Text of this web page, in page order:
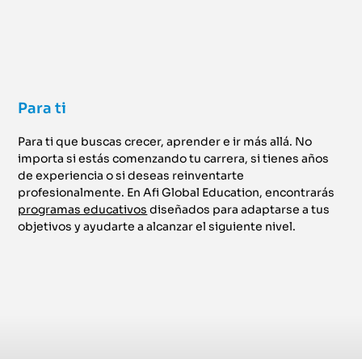
Para ti
Para ti que buscas crecer, aprender e ir más allá. No
importa si estás comenzando tu carrera, si tienes años
de experiencia o si deseas reinventarte
profesionalmente. En Afi Global Education, encontrarás
programas educativos diseñados para adaptarse a tus
objetivos y ayudarte a alcanzar el siguiente nivel.